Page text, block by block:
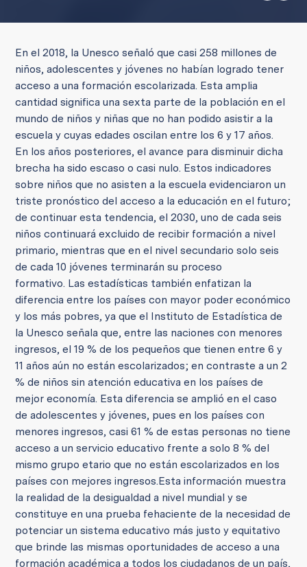
En el 2018, la Unesco señaló que casi 258 millones de
niños, adolescentes y jóvenes no habían logrado tener
acceso a una formación escolarizada. Esta amplia
cantidad significa una sexta parte de la población en el
mundo de niños y niñas que no han podido asistir a la
escuela y cuyas edades oscilan entre los 6 y 17 años.
En los años posteriores, el avance para disminuir dicha
brecha ha sido escaso o casi nulo. Estos indicadores
sobre niños que no asisten a la escuela evidenciaron un
triste pronóstico del acceso a la educación en el futuro;
de continuar esta tendencia, el 2030, uno de cada seis
niños continuará excluido de recibir formación a nivel
primario, mientras que en el nivel secundario solo seis
de cada 10 jóvenes terminarán su proceso
formativo. Las estadísticas también enfatizan la
diferencia entre los países con mayor poder económico
y los más pobres, ya que el Instituto de Estadística de
la Unesco señala que, entre las naciones con menores
ingresos, el 19 % de los pequeños que tienen entre 6 y
11 años aún no están escolarizados; en contraste a un 2
% de niños sin atención educativa en los países de
mejor economía. Esta diferencia se amplió en el caso
de adolescentes y jóvenes, pues en los países con
menores ingresos, casi 61 % de estas personas no tiene
acceso a un servicio educativo frente a solo 8 % del
mismo grupo etario que no están escolarizados en los
países con mejores ingresos.Esta información muestra
la realidad de la desigualdad a nivel mundial y se
constituye en una prueba fehaciente de la necesidad de
potenciar un sistema educativo más justo y equitativo
que brinde las mismas oportunidades de acceso a una
formación académica a todos los ciudadanos de un país,